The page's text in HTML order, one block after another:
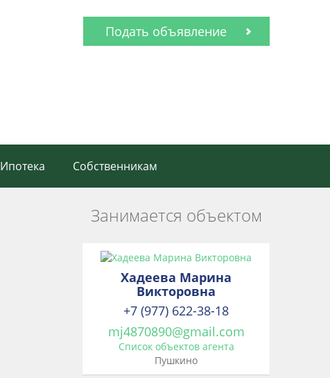
Подать объявление
Ипотека Собственникам
Занимается объектом
Хадеева Марина
Викторовна
+7 (977) 622-38-18
mj4870890@gmail.com
Список объектов агента
Пушкино